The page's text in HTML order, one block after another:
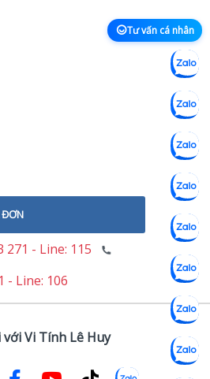
ĐƠN
271 - Line: 115
- Line: 106
với Vi Tính Lê Huy
Tư vấn cá nhân